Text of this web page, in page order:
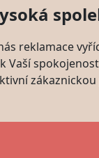
reklamace
k Vaší